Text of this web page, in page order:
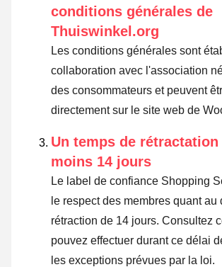
conditions générales de
Thuiswinkel.org
Les conditions générales sont
collaboration avec l'association
des consommateurs et peuvent
directement sur le site web de
Un temps de rétractation
moins 14 jours
Le label de confiance Shopping
le respect des membres quant
rétraction de 14 jours. Consultez
pouvez effectuer durant ce délai
les exceptions prévues par la loi.